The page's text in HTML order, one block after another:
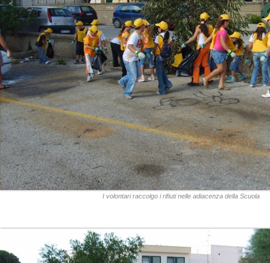
I volontari raccolgo i rifiuti nelle adiacenza della Scuola